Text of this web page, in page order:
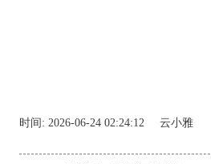
时间: 2026-06-24 02:24:12 云小雅